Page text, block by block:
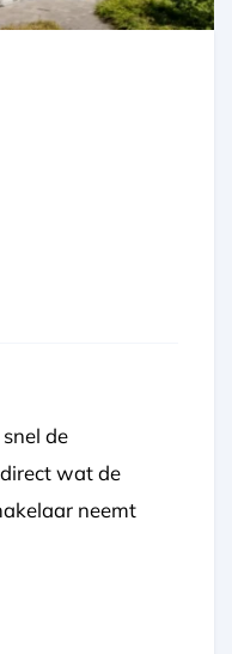
de
wat de
neemt